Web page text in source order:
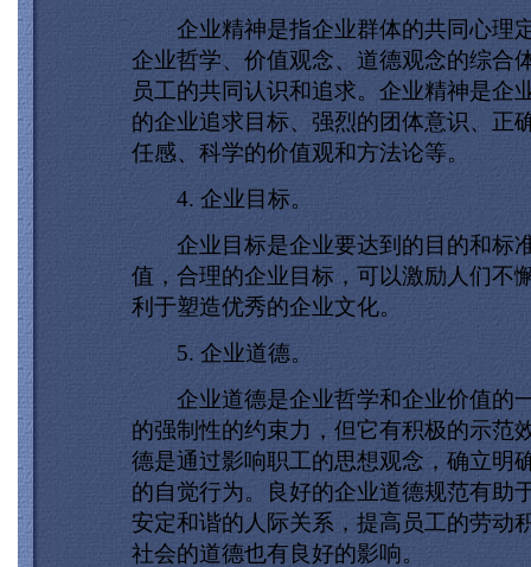
企业精神是指企业群体的共同心理
企业哲学、价值观念、道德观念的综合
员工的共同认识和追求。企业精神是企
的企业追求目标、强烈的团体意识、正
任感、科学的价值观和方法论等。
4. 企业目标。
企业目标是企业要达到的目的和标
值，合理的企业目标，可以激励人们不
利于塑造优秀的企业文化。
5. 企业道德。
企业道德是企业哲学和企业价值的
的强制性的约束力，但它有积极的示范
德是通过影响职工的思想观念，确立明
的自觉行为。良好的企业道德规范有助
安定和谐的人际关系，提高员工的劳动
社会的道德也有良好的影响。